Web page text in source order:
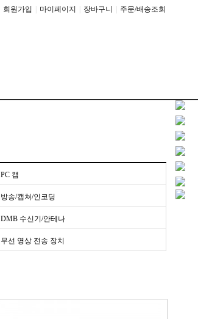
회원가입 마이페이지 장바구니 주문/배송조회
PC 캠
방송/캡쳐/인코딩
DMB 수신기/안테나
무선 영상 전송 장치